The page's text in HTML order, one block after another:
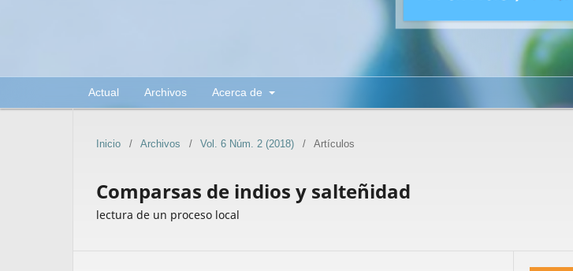
Actual Archivos Acerca de
Inicio / Archivos / Vol. 6 Núm. 2 (2018) / Artículos
Comparsas de indios y salteñidad
lectura de un proceso local